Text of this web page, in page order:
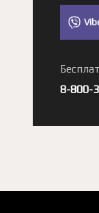
8-800-